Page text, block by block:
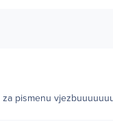
pismenu